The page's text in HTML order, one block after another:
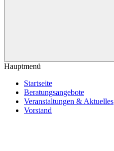
Hauptmenü
Startseite
Beratungsangebote
Veranstaltungen & Aktuelles
Vorstand